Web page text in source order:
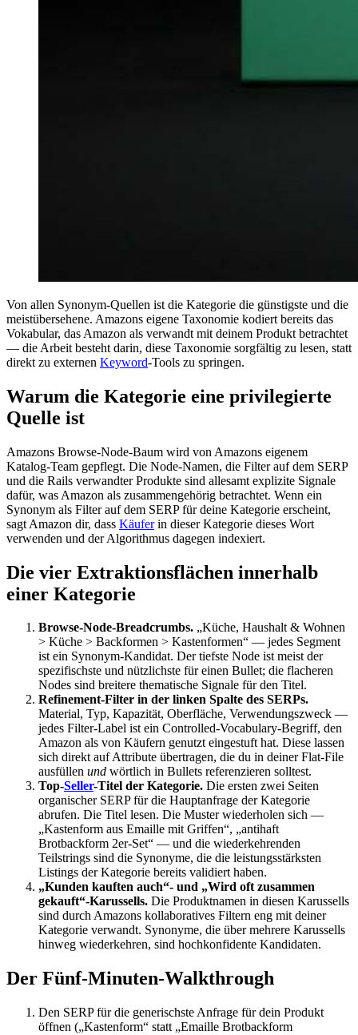
Von allen Synonym-Quellen ist die Kategorie die günstigste und die
meistübersehene. Amazons eigene Taxonomie kodiert bereits das
Vokabular, das Amazon als verwandt mit deinem Produkt betrachtet
— die Arbeit besteht darin, diese Taxonomie sorgfältig zu lesen, statt
direkt zu externen Keyword-Tools zu springen.
Warum die Kategorie eine privilegierte
Quelle ist
Amazons Browse-Node-Baum wird von Amazons eigenem
Katalog-Team gepflegt. Die Node-Namen, die Filter auf dem SERP
und die Rails verwandter Produkte sind allesamt explizite Signale
dafür, was Amazon als zusammengehörig betrachtet. Wenn ein
Synonym als Filter auf dem SERP für deine Kategorie erscheint,
sagt Amazon dir, dass Käuferin dieser Kategorie dieses Wort
verwenden und der Algorithmus dagegen indexiert.
Die vier Extraktionsflächen innerhalb
einer Kategorie
Browse-Node-Breadcrumbs. „Küche, Haushalt & Wohnen
> Küche > Backformen > Kastenformen“ — jedes Segment
ist ein Synonym-Kandidat. Der tiefste Node ist meist der
spezifischste und nützlichste für einen Bullet; die flacheren
Nodes sind breitere thematische Signale für den Titel.
Refinement-Filter in der linken Spalte des SERPs.
Material, Typ, Kapazität, Oberfläche, Verwendungszweck —
jedes Filter-Label ist ein Controlled-Vocabulary-Begriff, den
Amazon als von Käufern genutzt eingestuft hat. Diese lassen
sich direkt auf Attribute übertragen, die du in deiner Flat-File
ausfüllen und wörtlich in Bullets referenzieren solltest.
Top-Seller-Titel der Kategorie. Die ersten zwei Seiten
organischer SERP für die Hauptanfrage der Kategorie
abrufen. Die Titel lesen. Die Muster wiederholen sich —
„Kastenform aus Emaille mit Griffen“, „antihaft
Brotbackform 2er-Set“ — und die wiederkehrenden
Teilstrings sind die Synonyme, die die leistungsstärksten
Listings der Kategorie bereits validiert haben.
„Kunden kauften auch“- und „Wird oft zusammen
gekauft“-Karussells. Die Produktnamen in diesen Karussells
sind durch Amazons kollaboratives Filtern eng mit deiner
Kategorie verwandt. Synonyme, die über mehrere Karussells
hinweg wiederkehren, sind hochkonfidente Kandidaten.
Der Fünf-Minuten-Walkthrough
Den SERP für die generischste Anfrage für dein Produkt
öffnen („Kastenform“ statt „Emaille Brotbackform